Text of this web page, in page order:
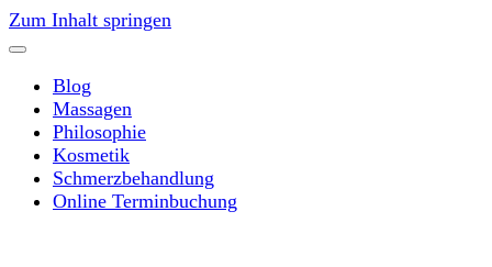
Zum Inhalt springen
Blog
Massagen
Philosophie
Kosmetik
Schmerzbehandlung
Online Terminbuchung